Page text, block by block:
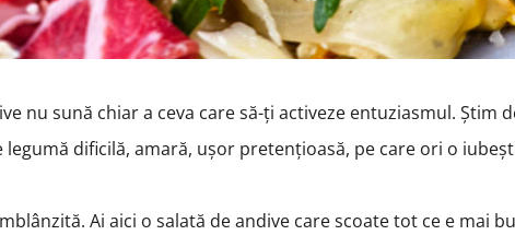
nu sună chiar a ceva care să-ți activeze entuziasmul. Știm
dificilă, amară, ușor pretențioasă, pe care ori o
Ai aici o salată de andive care scoate tot ce e mai